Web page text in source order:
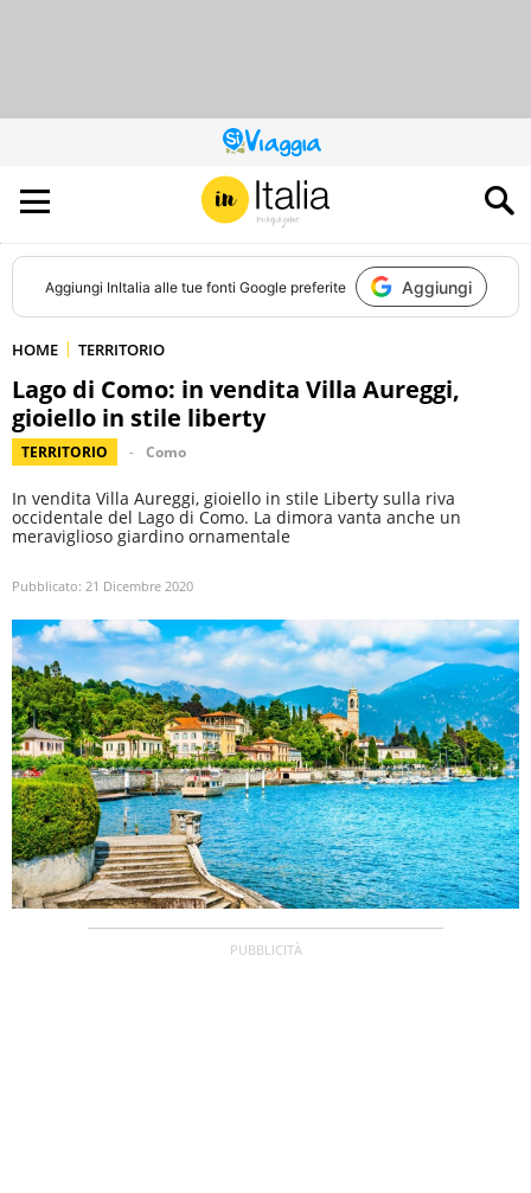
QUESTO
SITO
CONTRIBUISCE
ALL’AUDIENCE
DI
Aggiungi InItalia alle tue fonti Google preferite Aggiungi
HOME TERRITORIO
Lago di Como: in vendita Villa Aureggi,
gioiello in stile liberty
TERRITORIO Como
In vendita Villa Aureggi, gioiello in stile Liberty sulla riva
occidentale del Lago di Como. La dimora vanta anche un
meraviglioso giardino ornamentale
Pubblicato: 21 Dicembre 2020